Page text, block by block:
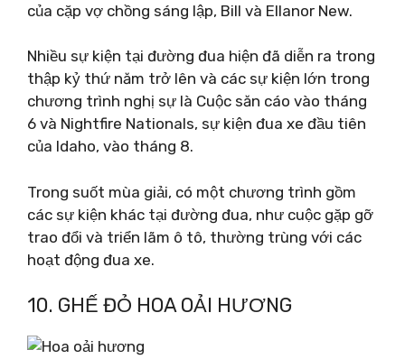
của cặp vợ chồng sáng lập, Bill và Ellanor New.
Nhiều sự kiện tại đường đua hiện đã diễn ra trong
thập kỷ thứ năm trở lên và các sự kiện lớn trong
chương trình nghị sự là Cuộc săn cáo vào tháng
6 và Nightfire Nationals, sự kiện đua xe đầu tiên
của Idaho, vào tháng 8.
Trong suốt mùa giải, có một chương trình gồm
các sự kiện khác tại đường đua, như cuộc gặp gỡ
trao đổi và triển lãm ô tô, thường trùng với các
hoạt động đua xe.
10. GHẾ ĐỎ HOA OẢI HƯƠNG